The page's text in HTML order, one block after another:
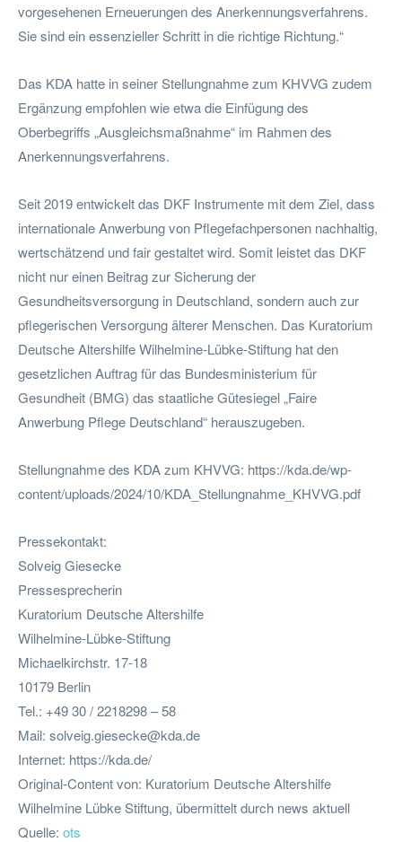
vorgesehenen Erneuerungen des Anerkennungsverfahrens.
Sie sind ein essenzieller Schritt in die richtige Richtung.“
Das KDA hatte in seiner Stellungnahme zum KHVVG zudem
Ergänzung empfohlen wie etwa die Einfügung des
Oberbegriffs „Ausgleichsmaßnahme“ im Rahmen des
Anerkennungsverfahrens.
Seit 2019 entwickelt das DKF Instrumente mit dem Ziel, dass
internationale Anwerbung von Pflegefachpersonen nachhaltig,
wertschätzend und fair gestaltet wird. Somit leistet das DKF
nicht nur einen Beitrag zur Sicherung der
Gesundheitsversorgung in Deutschland, sondern auch zur
pflegerischen Versorgung älterer Menschen. Das Kuratorium
Deutsche Altershilfe Wilhelmine-Lübke-Stiftung hat den
gesetzlichen Auftrag für das Bundesministerium für
Gesundheit (BMG) das staatliche Gütesiegel „Faire
Anwerbung Pflege Deutschland“ herauszugeben.
Stellungnahme des KDA zum KHVVG: https://kda.de/wp-
content/uploads/2024/10/KDA_Stellungnahme_KHVVG.pdf
Pressekontakt:
Solveig Giesecke
Pressesprecherin
Kuratorium Deutsche Altershilfe
Wilhelmine-Lübke-Stiftung
Michaelkirchstr. 17-18
10179 Berlin
Tel.: +49 30 / 2218298 – 58
Mail: solveig.giesecke@kda.de
Internet: https://kda.de/
Original-Content von: Kuratorium Deutsche Altershilfe
Wilhelmine Lübke Stiftung, übermittelt durch news aktuell
Quelle: ots